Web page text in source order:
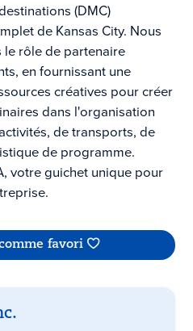
(DMC)
de Kansas City. Nous
rôle de partenaire
en fournissant une
créatives pour créer
dans l'organisation
de transports, de
de programme.
votre guichet unique pour
favori